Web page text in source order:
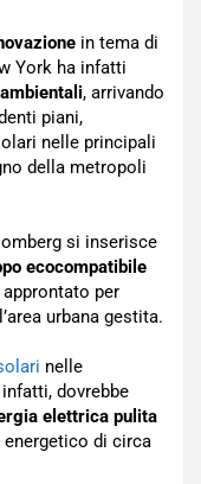
in tema di
York ha infatti
, arrivando
piani,
nelle principali
della metropoli
si inserisce
ecocompatibile
per
urbana gestita.
nelle
dovrebbe
elettrica pulita
di circa